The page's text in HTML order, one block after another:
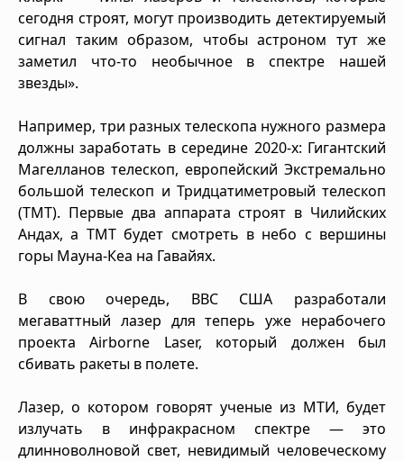
сегодня строят, могут производить детектируемый
сигнал таким образом, чтобы астроном тут же
заметил что-то необычное в спектре нашей
звезды».
Например, три разных телескопа нужного размера
должны заработать в середине 2020-х: Гигантский
Магелланов телескоп, европейский Экстремально
большой телескоп и Тридцатиметровый телескоп
(TMT). Первые два аппарата строят в Чилийских
Андах, а TMT будет смотреть в небо с вершины
горы Мауна-Кеа на Гавайях.
В свою очередь, ВВС США разработали
мегаваттный лазер для теперь уже нерабочего
проекта Airborne Laser, который должен был
сбивать ракеты в полете.
Лазер, о котором говорят ученые из МТИ, будет
излучать в инфракрасном спектре — это
длинноволновой свет, невидимый человеческому